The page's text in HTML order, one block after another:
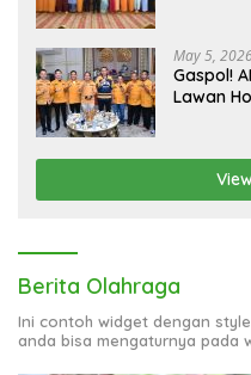
May 5,
Gaspol!
Lawan
Berita Olahraga
Ini contoh widget dengan
anda bisa mengaturnya pada